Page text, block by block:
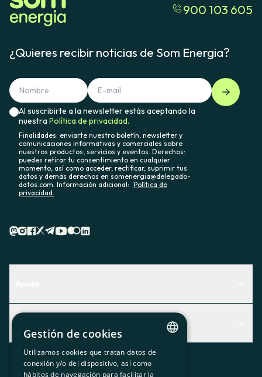
900 103 605
¿Quieres recibir noticias de Som Energia?
Al suscribirte a la newsletter estás aceptando la
nuestraPolítica de privacidad.
Finalidades: enviarte nuestro boletín, newsletter y
comunicaciones informativas y comerciales sobre
nuestros productos, servicios y eventos. Derechos:
puedes retirar tu consentimiento en cualquier
momento, así como acceder, rectificar, suprimir tus
datos y demás derechos en somenergia@delegado-
datos.com. Información adicional: Política de
privacidad.
Descubre qué servicio te encaja mejor
Contacto
Actualidad
El rincón de la socia
CATALAN
Gestión de cookies
Utilizamos cookies que tratan datos de
conexión y/o del dispositivo, así como
hábitos de navegación para facilitar la